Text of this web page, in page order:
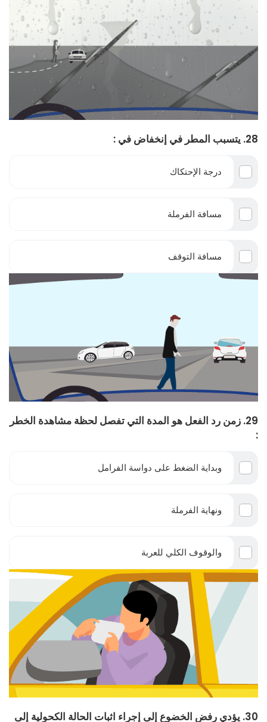
28. يتسبب المطر في إنخفاض في :
درجة الإحتكاك
مسافة الفرملة
مسافة التوقف
29. زمن رد الفعل هو المدة التي تفصل لحظة مشاهدة الخطر
:
وبداية الضغط على دواسة الفرامل
ونهاية الفرملة
والوقوف الكلي للعربة
30. يؤدي رفض الخضوع إلى إجراء اثبات الحالة الكحولية إلى